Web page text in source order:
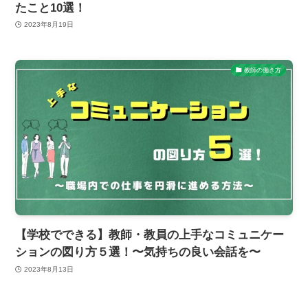
たこと10選！
2023年8月19日
教師の働き方
【学校でできる】教師・教員の上手なコミュニケー
ションの図り方５選！〜気持ちの良い会話を〜
2023年8月13日